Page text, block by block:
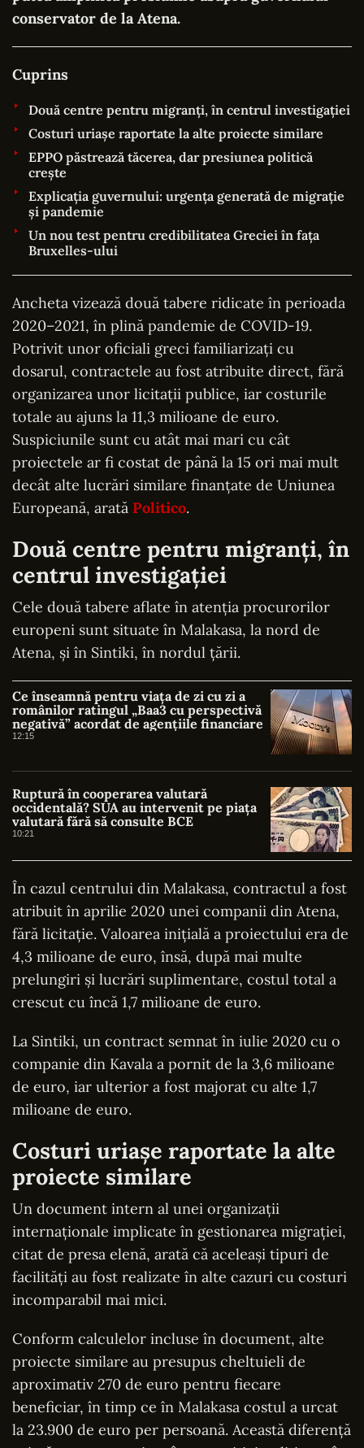
conservator de la Atena.
Cuprins
Două centre pentru migranți, în centrul investigației
Costuri uriașe raportate la alte proiecte similare
EPPO păstrează tăcerea, dar presiunea politică
crește
Explicația guvernului: urgența generată de migrație
și pandemie
Un nou test pentru credibilitatea Greciei în fața
Bruxelles-ului
Ancheta vizează două tabere ridicate în perioada
2020–2021, în plină pandemie de COVID-19.
Potrivit unor oficiali greci familiarizați cu
dosarul, contractele au fost atribuite direct, fără
organizarea unor licitații publice, iar costurile
totale au ajuns la 11,3 milioane de euro.
Suspiciunile sunt cu atât mai mari cu cât
proiectele ar fi costat de până la 15 ori mai mult
decât alte lucrări similare finanțate de Uniunea
Europeană, arată Politico.
Două centre pentru migranți, în
centrul investigației
Cele două tabere aflate în atenția procurorilor
europeni sunt situate în Malakasa, la nord de
Atena, și în Sintiki, în nordul țării.
Ce înseamnă pentru viața de zi cu zi a
românilor ratingul „Baa3 cu perspectivă
negativă” acordat de agențiile financiare
12:15
Ruptură în cooperarea valutară
occidentală? SUA au intervenit pe piața
valutară fără să consulte BCE
10:21
În cazul centrului din Malakasa, contractul a fost
atribuit în aprilie 2020 unei companii din Atena,
fără licitație. Valoarea inițială a proiectului era de
4,3 milioane de euro, însă, după mai multe
prelungiri și lucrări suplimentare, costul total a
crescut cu încă 1,7 milioane de euro.
La Sintiki, un contract semnat în iulie 2020 cu o
companie din Kavala a pornit de la 3,6 milioane
de euro, iar ulterior a fost majorat cu alte 1,7
milioane de euro.
Costuri uriașe raportate la alte
proiecte similare
Un document intern al unei organizații
internaționale implicate în gestionarea migrației,
citat de presa elenă, arată că aceleași tipuri de
facilități au fost realizate în alte cazuri cu costuri
incomparabil mai mici.
Conform calculelor incluse în document, alte
proiecte similare au presupus cheltuieli de
aproximativ 270 de euro pentru fiecare
beneficiar, în timp ce în Malakasa costul a urcat
la 23.900 de euro per persoană. Această diferență